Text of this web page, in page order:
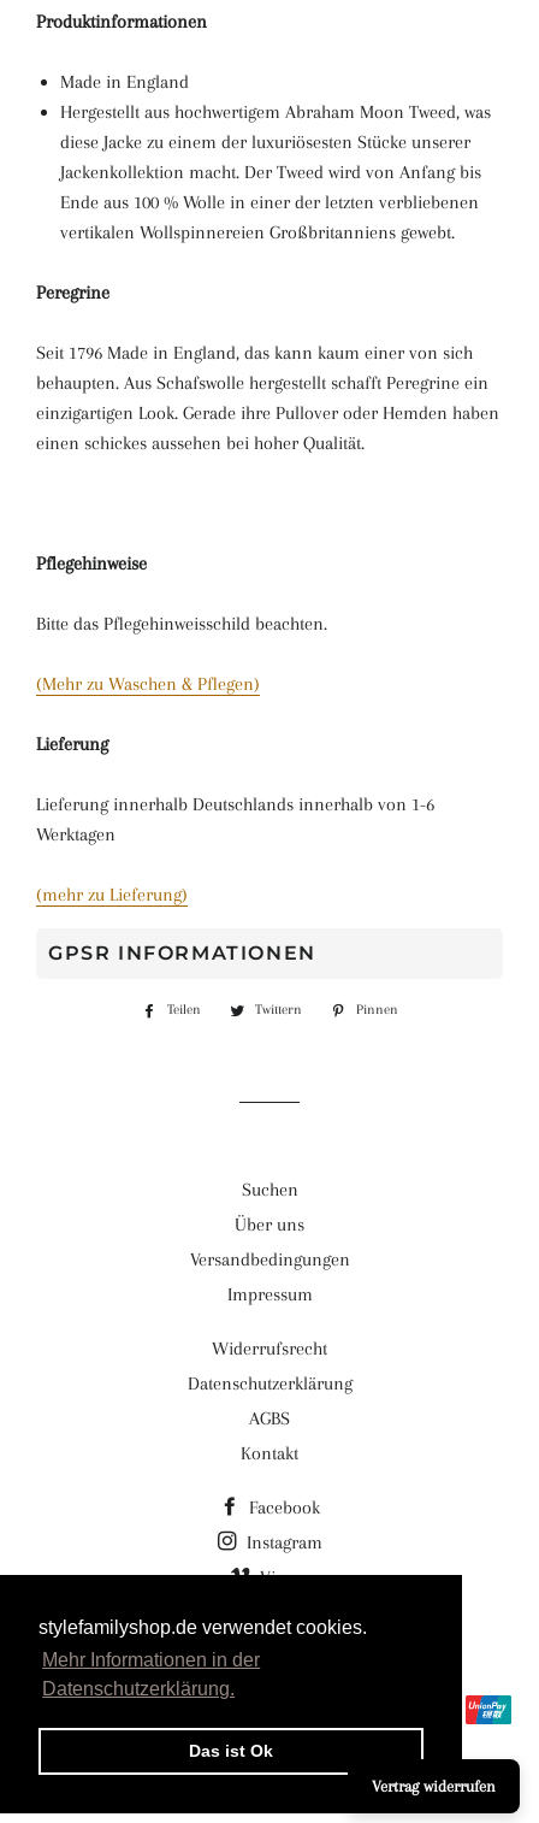
stylefamilyshop.de verwendet cookies.
Mehr Informationen in der
Datenschutzerklärung.
Das ist Ok
Produktinformationen
Made in England
Hergestellt aus hochwertigem Abraham Moon Tweed, was
diese Jacke zu einem der luxuriösesten Stücke unserer
Jackenkollektion macht. Der Tweed wird von Anfang bis
Ende aus 100 % Wolle in einer der letzten verbliebenen
vertikalen Wollspinnereien Großbritanniens gewebt.
Peregrine
Seit 1796 Made in England, das kann kaum einer von sich
behaupten. Aus Schafswolle hergestellt schafft Peregrine ein
einzigartigen Look. Gerade ihre Pullover oder Hemden haben
einen schickes aussehen bei hoher Qualität.
Pflegehinweise
Bitte das Pflegehinweisschild beachten.
(Mehr zu Waschen & Pflegen)
Lieferung
Lieferung innerhalb Deutschlands innerhalb von 1-6
Werktagen
(mehr zu Lieferung)
GPSR INFORMATIONEN
Teilen
Auf
Twittern
Auf
Pinnen
Suchen
Über uns
Versandbedingungen
Impressum
Widerrufsrecht
Datenschutzerklärung
AGBS
Kontakt
Facebook
Instagram
Vimeo
© 2026,Stylefamilyshop.de Stylefamily GmbH
Powered by Shopify
Vertrag widerrufen